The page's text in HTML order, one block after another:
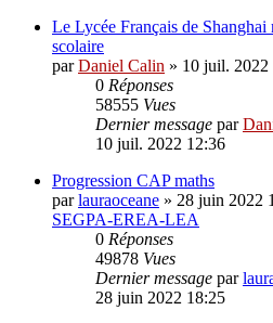
Le Lycée Français de
scolaire
parDaniel Calin » 10 juil. 2022
0 Réponses
58555 Vues
Dernier message par
10 juil. 2022 12:36
Progression CAP maths
parlauraoceane » 28 juin 2022
SEGPA-EREA-LEA
0 Réponses
49878 Vues
Dernier message par
28 juin 2022 18:25